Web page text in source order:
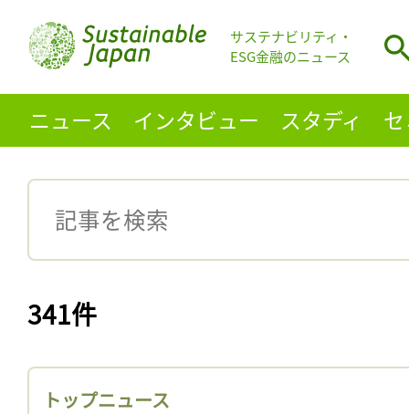
サステナビリティ・
ESG金融のニュース
ニュース インタビュー スタディ
341件
トップニュース